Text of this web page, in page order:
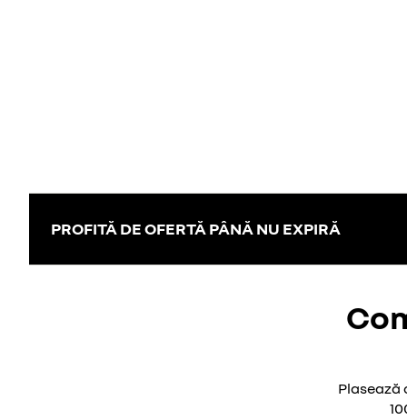
PROFITĂ DE OFERTĂ PÂNĂ NU EXPIRĂ
Plasează